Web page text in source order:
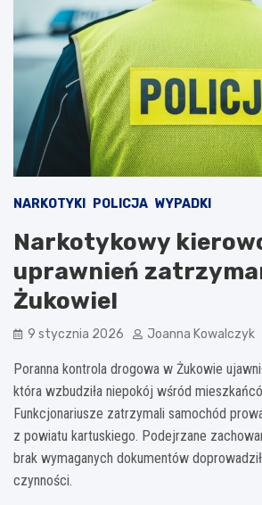
NARKOTYKI POLICJA WYPADKI
Narkotykowy
uprawnień
Żukowie!
9 stycznia 2026 Joanna Kowalczyk
Poranna kontrola drogowa w Żukowie
która wzbudziła niepokój wśród
Funkcjonariusze zatrzymali samochód
z powiatu kartuskiego. Podejrzane
brak wymaganych dokumentów
czynności.